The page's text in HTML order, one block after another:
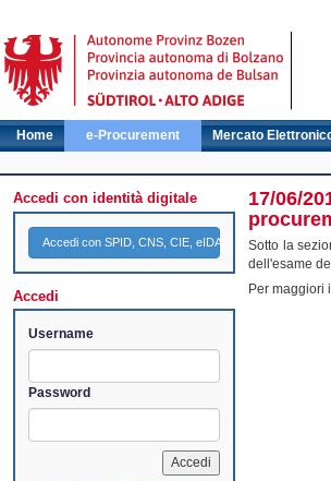
Home e-Procurement Mercato
Accedi con identità digitale
Accedi con SPID, CNS, CIE, eIDAS
Accedi
Username
Password
17/06/
Sotto la
dell'esame
Per maggiori